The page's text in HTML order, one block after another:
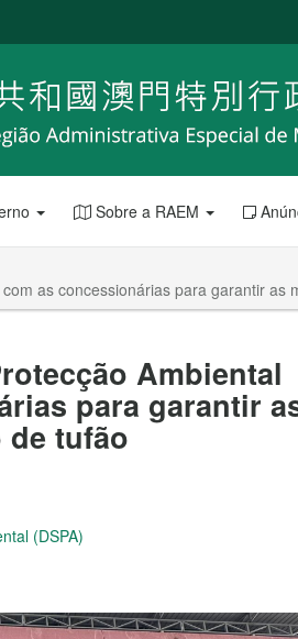
Sobre a RAEM
as concessionárias para garantir as
Ambiental
para garantir
de tufão
(DSPA)